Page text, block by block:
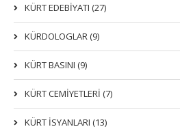
KÜRT EDEBİYATI (27)
KÜRDOLOGLAR (9)
KÜRT BASINI (9)
KÜRT CEMİYETLERİ (7)
KÜRT İSYANLARI (13)